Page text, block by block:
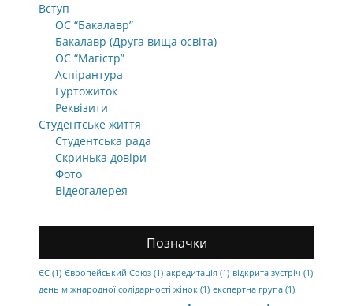
Вступ
ОС “Бакалавр”
Бакалавр (Друга вища освіта)
ОС “Магістр”
Аспірантура
Гуртожиток
Реквізити
Студентське життя
Студентська рада
Скринька довіри
Фото
Відеогалерея
Позначки
ЄС (1) Європейський Союз (1) акредитація (1) відкрита зустріч (1)
день міжнародної солідарності жінок (1) експертна група (1)